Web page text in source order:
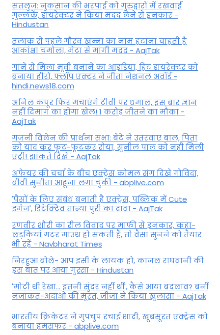
सतलुज: नुकसान की भरपाई को गुरुद्वारों में रखवाईं
गुल्लकें, डायरेक्टर ने किया मदद लेने से इनकार -
Hindustan
तलाक से पहले गौरव खन्ना का नाम हटाना चाहती हैं
आकांक्षा चमोला, मेटा से मांगी मदद - AajTak
गाने से मिला मूवी बनाने का आइडिया, हिट डायरेक्टर को
बनाया हीरो, फ्लॉप एक्टर ने जीता नेशनल अवॉर्ड -
hindi.news18.com
अनिल कपूर फिर मचाएंगे टीवी पर धमाल, इस बार ज्ञान
नहीं दिमाग का होगा खेल! 1 करोड़ जीतने का मौका -
AajTak
गजनी विलेन की प्रार्थना सभा: बेटे ने उतरवाए बाल, पिता
को याद कर फूट-फूटकर रोया, सुनील पाल को नही मिली
एंट्री! झांकते दिखे - AajTak
अफेयर की चर्चा के बीच एक्ट्रेस कोमल संग दिखे गोविंदा,
बीवी सुनीता आहूजा लगा चुकी - abplive.com
'पैसों के लिए संबंध बनाती है एक्ट्रेस, पब्लिक में Cute
इमेज', डिटेक्टिव तान्या पुरी का दावा - AajTak
रणवीर शौरी का रील विवाद पर माफी से इनकार, कहा-
लड़कियां गटर माउथ हो सकती हैं, तो वैसा सुनने को तैयार
भी रहें - Navbharat Times
निरहुआ बोले- आप इसी के लायक हो, काजल राघवानी की
इस बात पर आया गुस्सा - Hindustan
'मोटी थीं रेखा... इतनी सुंदर नहीं थीं', कैसे आया बदलाव? बनीं
नजाकत-अदाओं की मूरत, जीजा ने किया खुलासा - AajTak
भारतीय क्रिकेटर ने गुपचुप रचाई शादी, खूबसूरत एक्ट्रेस को
बनाया हमसफर - abplive.com